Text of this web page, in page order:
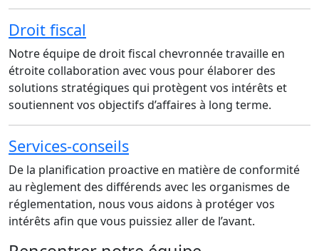
Droit fiscal
Notre équipe de droit fiscal chevronnée travaille en
étroite collaboration avec vous pour élaborer des
solutions stratégiques qui protègent vos intérêts et
soutiennent vos objectifs d’affaires à long terme.
Services-conseils
De la planification proactive en matière de conformité
au règlement des différends avec les organismes de
réglementation, nous vous aidons à protéger vos
intérêts afin que vous puissiez aller de l’avant.